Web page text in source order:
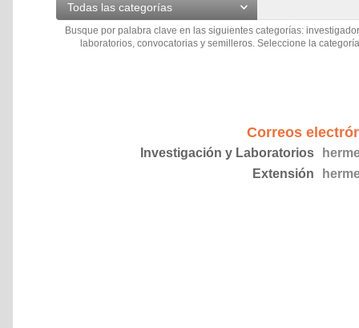
Todas las categorías
Busque por palabra clave en las siguientes categorías:
laboratorios, convocatorias y semilleros. Seleccione la
Correos
Investigación y Laboratorios
Extensión